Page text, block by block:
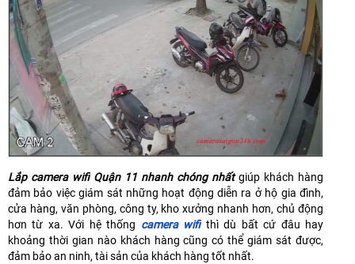
Lắp camera wifi Quận 11 nhanh chóng nhấtgiúp khách hàng
đảm bảo việc giám sát những hoạt động diễn ra ở hộ gia đình,
cửa hàng, văn phòng, công ty, kho xưởng nhanh hơn, chủ động
hơn từ xa. Với hệ thống camera wifithì dù bất cứ đâu hay
khoảng thời gian nào khách hàng cũng có thể giám sát được,
đảm bảo an ninh, tài sản của khách hàng tốt nhất.